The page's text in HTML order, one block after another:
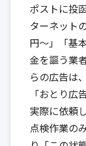
ポストに投
ターネット
円〜」「基
金を謳う業
らの広告は
「おとり広
実際に依頼
点検作業の